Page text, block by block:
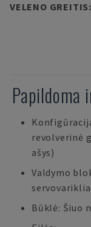
VELENO GREITIS:
Papildoma
revolverinė
ašys)
Valdymo
Būklė: Šiuo